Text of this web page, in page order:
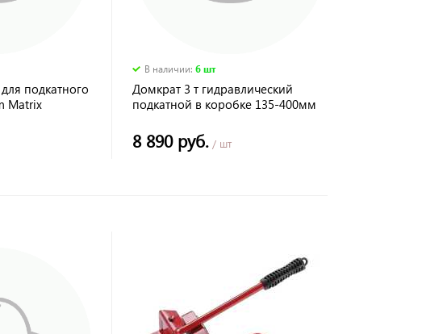
подкатного
Matrix
В наличии:6 шт
Домкрат 3 т гидравлический
подкатной в коробке 135-400мм
8 890 руб. / шт